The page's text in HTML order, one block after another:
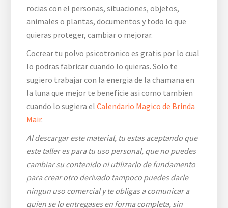
rocias con el personas, situaciones, objetos,
animales o plantas, documentos y todo lo que
quieras proteger, cambiar o mejorar.
Cocrear tu polvo psicotronico es gratis por lo cual
lo podras fabricar cuando lo quieras. Solo te
sugiero trabajar con la energia de la chamana en
la luna que mejor te beneficie asi como tambien
cuando lo sugiera elCalendario Magico de Brinda
Mair.
Al descargar este material, tu estas aceptando que
este taller es para tu uso personal, que no puedes
cambiar su contenido ni utilizarlo de fundamento
para crear otro derivado tampoco puedes darle
ningun uso comercial y te obligas a comunicar a
quien se lo entregases en forma completa, sin